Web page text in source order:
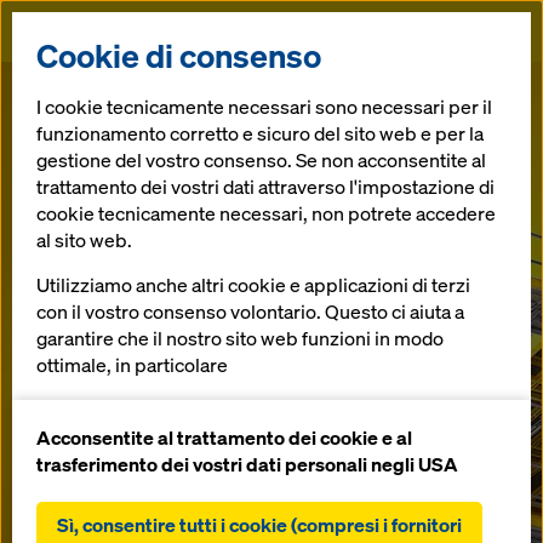
Doka
È unsuccesso!
Casseforme e ponteggi da un unico
Scoprire di più
DokaXdek.
La nuova
dimensione
nella
costruzione di
solai.
lunghezza × larghezza ×
versatilità
Xsafe
Protezione
perimetrale Z
Sicurezza in
Lavorare
leggeri
con DokaXlight
Casseratura ultraleggera senza
l’uso della gru
* Rappresentazione artistica; Immagini: Adobe Stock
Cookie di consenso
I cookie tecnicamente necessari sono necessari per il
funzionamento corretto e sicuro del sito web e per la
gestione del vostro consenso. Se non acconsentite al
trattamento dei vostri dati attraverso l'impostazione di
cookie tecnicamente necessari, non potrete accedere
al sito web.
Utilizziamo anche altri cookie e applicazioni di terzi
con il vostro consenso volontario. Questo ci aiuta a
garantire che il nostro sito web funzioni in modo
ottimale, in particolare
nostro sito web (cookie funzionali e statistici),
facilitare un processo di acquisto senza problemi
statistici),
Acconsentite al trattamento dei cookie e al
trasferimento dei vostri dati personali negli USA
Sì, consentire tutti i cookie (compresi i fornitori